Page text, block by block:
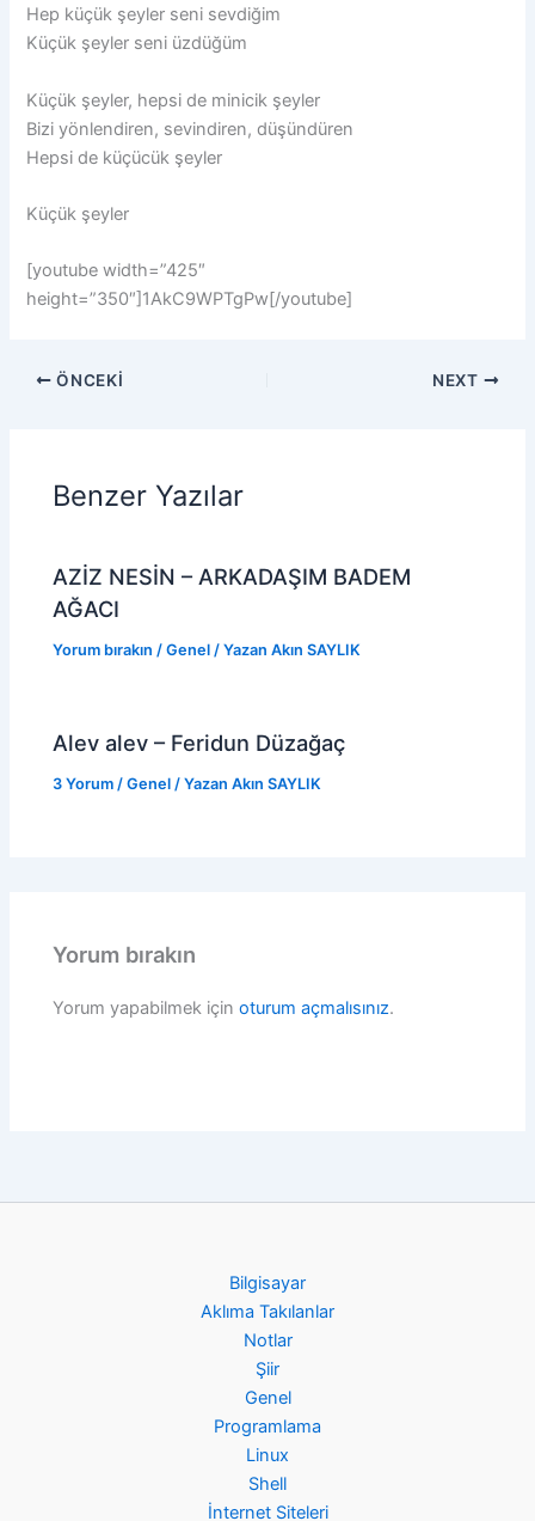
Hep küçük şeyler seni sevdiğim
Küçük şeyler seni üzdüğüm
Küçük şeyler, hepsi de minicik şeyler
Bizi yönlendiren, sevindiren, düşündüren
Hepsi de küçücük şeyler
Küçük şeyler
[youtube width=”425″
height=”350″]1AkC9WPTgPw[/youtube]
ÖNCEKI NEXT
Benzer Yazılar
AZİZ NESİN – ARKADAŞIM BADEM
AĞACI
Yorum bırakın /Genel / Yazan Akın SAYLIK
Alev alev – Feridun Düzağaç
3 Yorum /Genel / Yazan Akın SAYLIK
Yorum bırakın
Yorum yapabilmek içinoturum açmalısınız.
Bilgisayar
Aklıma Takılanlar
Notlar
Şiir
Genel
Programlama
Linux
Shell
İnternet Siteleri